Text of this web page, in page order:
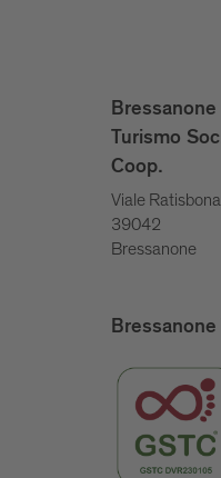
Bressanone
Turismo
Coop.
Viale
39042
Bressanone